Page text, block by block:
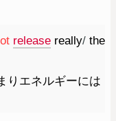
release really/ the
りエネルギーには